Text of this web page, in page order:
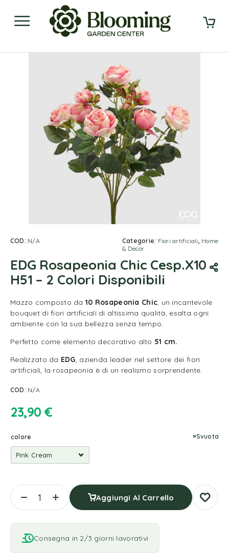
COD: N/A Categorie: Fiori artificiali, Home
& Decor
EDG Rosapeonia Chic Cesp.X10
H51 – 2 Colori Disponibili
Mazzo composto da10 Rosapeonia Chic, un incantevole
bouquet di fiori artificiali di altissima qualità, esalta ogni
ambiente con la sua bellezza senza tempo.
Perfetto come elemento decorativo alto 51 cm.
Realizzato da EDG, azienda leader nel settore dei fiori
artificiali, la rosapeonia è di un realismo sorprendente.
COD: N/A
23,90 €
colore Svuota
Aggiungi Al Carrello
Consegna in 2/3 giorni lavorativi